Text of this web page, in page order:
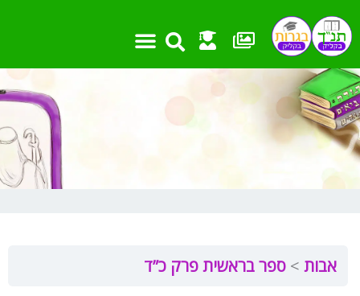
לתוכן
אבות ספר בראשית פרק כ”ד